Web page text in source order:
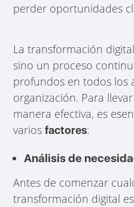
perder oportunidades
La transformación
sino un proceso
profundos en todos los
organización. Para
manera efectiva, es
variosfactores:
Análisis de
Antes de comenzar
transformación digital